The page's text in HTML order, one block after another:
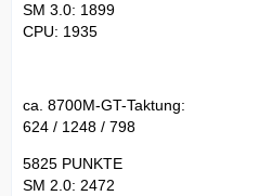
SM 3.0: 1899
CPU: 1935
ca. 8700M-GT-Taktung:
624 / 1248 / 798
5825 PUNKTE
SM 2.0: 2472